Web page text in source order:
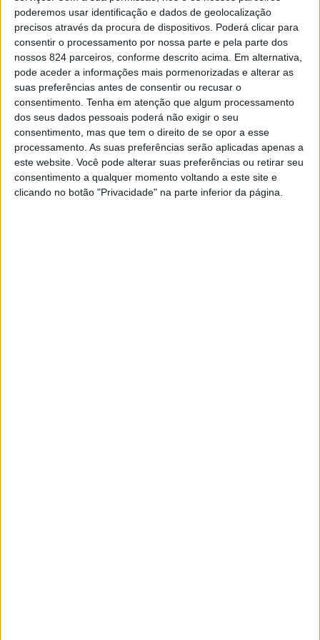
poderemos usar identificação e dados de geolocalização
precisos através da procura de dispositivos. Poderá clicar para
consentir o processamento por nossa parte e pela parte dos
nossos 824 parceiros, conforme descrito acima. Em alternativa,
pode aceder a informações mais pormenorizadas e alterar as
suas preferências antes de consentir ou recusar o
consentimento. Tenha em atenção que algum processamento
dos seus dados pessoais poderá não exigir o seu
consentimento, mas que tem o direito de se opor a esse
processamento. As suas preferências serão aplicadas apenas a
este website. Você pode alterar suas preferências ou retirar seu
consentimento a qualquer momento voltando a este site e
clicando no botão "Privacidade" na parte inferior da página.